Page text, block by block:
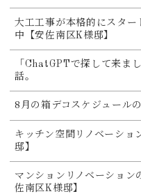
大工工事が本格的にスタ
中【安佐南区K様邸】
「ChatGPTで探して来ま
話。
8月の箱デコスケジュール
キッチン空間リノベーショ
邸】
マンションリノベーション
佐南区K様邸】